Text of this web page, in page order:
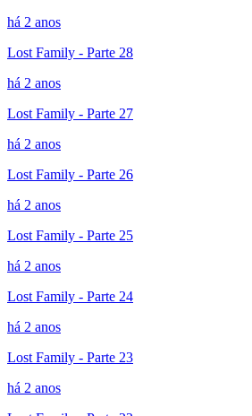
há 2 anos
Lost Family - Parte 28
há 2 anos
Lost Family - Parte 27
há 2 anos
Lost Family - Parte 26
há 2 anos
Lost Family - Parte 25
há 2 anos
Lost Family - Parte 24
há 2 anos
Lost Family - Parte 23
há 2 anos